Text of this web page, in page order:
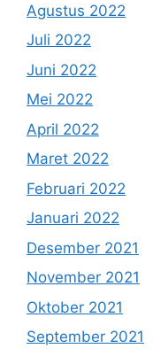
Agustus 2022
Juli 2022
Juni 2022
Mei 2022
April 2022
Maret 2022
Februari 2022
Januari 2022
Desember 2021
November 2021
Oktober 2021
September 2021